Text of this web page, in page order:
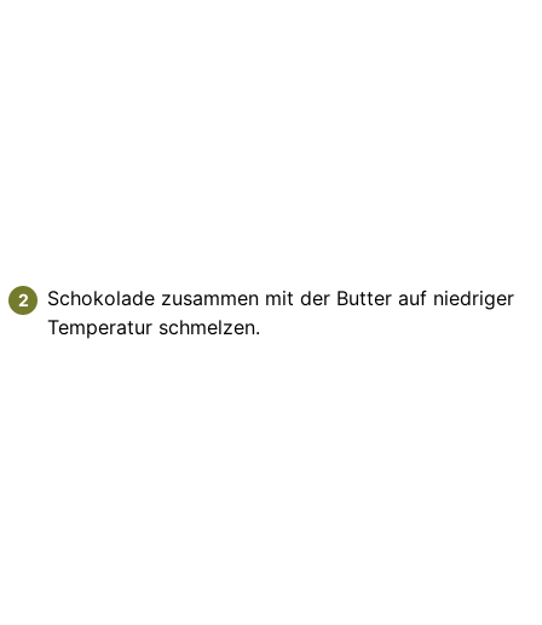
Schokolade zusammen mit der Butter auf niedriger
Temperatur schmelzen.